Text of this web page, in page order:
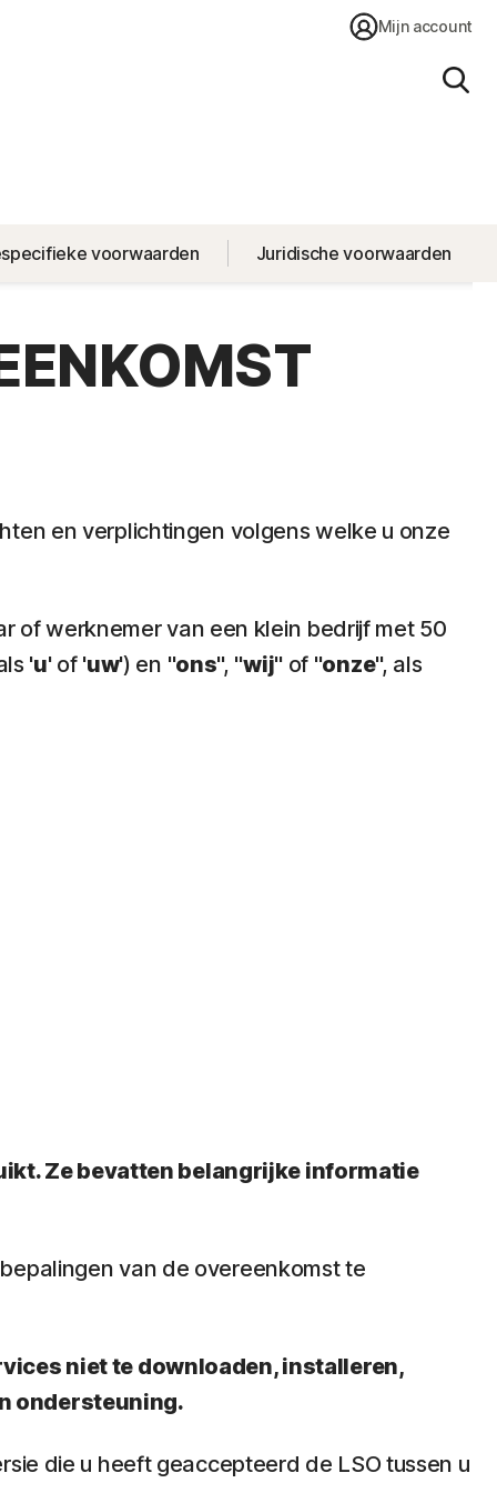
Mijn account
voorwaarden Juridische voorwaarden
en verplichtingen volgens welke u onze
of werknemer van een klein bedrijf met 50
'u' of 'uw') en "ons", "wij" of "onze", als
Ze bevatten belangrijke informatie
van de overeenkomst te
niet te downloaden, installeren,
ondersteuning.
die u heeft geaccepteerd de LSO tussen u